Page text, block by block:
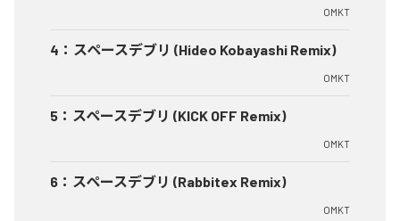
OMKT
4 ： スペースデブリ (Hideo Kobayashi Remix)
OMKT
5 ： スペースデブリ (KICK OFF Remix)
OMKT
6 ： スペースデブリ (Rabbitex Remix)
OMKT